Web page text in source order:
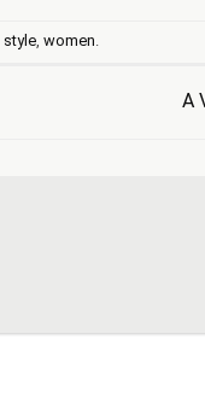
style, women.
A